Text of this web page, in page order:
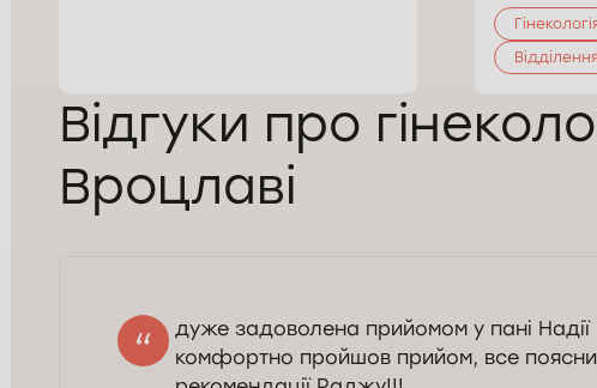
Відгуки про
Вроцлаві
дуже задоволена прийомом у пані
комфортно пройшов прийом, все